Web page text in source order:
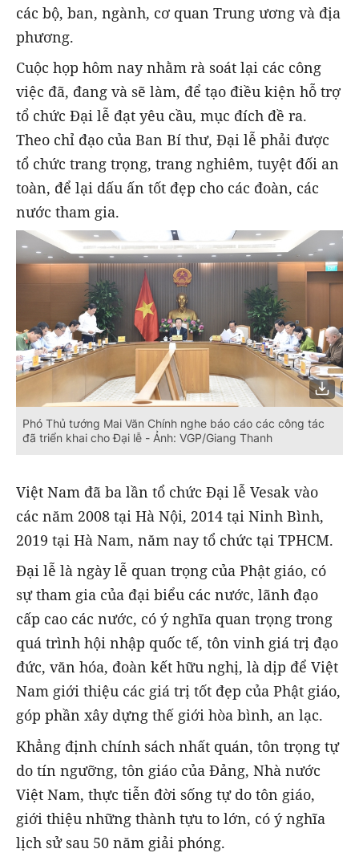
các bộ, ban, ngành, cơ quan Trung ương và địa
phương.
Cuộc họp hôm nay nhằm rà soát lại các công
việc đã, đang và sẽ làm, để tạo điều kiện hỗ trợ
tổ chức Đại lễ đạt yêu cầu, mục đích đề ra.
Theo chỉ đạo của Ban Bí thư, Đại lễ phải được
tổ chức trang trọng, trang nghiêm, tuyệt đối an
toàn, để lại dấu ấn tốt đẹp cho các đoàn, các
nước tham gia.
Phó Thủ tướng Mai Văn Chính nghe báo cáo các công tác
đã triển khai cho Đại lễ - Ảnh: VGP/Giang Thanh
Việt Nam đã ba lần tổ chức Đại lễ Vesak vào
các năm 2008 tại Hà Nội, 2014 tại Ninh Bình,
2019 tại Hà Nam, năm nay tổ chức tại TPHCM.
Đại lễ là ngày lễ quan trọng của Phật giáo, có
sự tham gia của đại biểu các nước, lãnh đạo
cấp cao các nước, có ý nghĩa quan trọng trong
quá trình hội nhập quốc tế, tôn vinh giá trị đạo
đức, văn hóa, đoàn kết hữu nghị, là dịp để Việt
Nam giới thiệu các giá trị tốt đẹp của Phật giáo,
góp phần xây dựng thế giới hòa bình, an lạc.
Khẳng định chính sách nhất quán, tôn trọng tự
do tín ngưỡng, tôn giáo của Đảng, Nhà nước
Việt Nam, thực tiễn đời sống tự do tôn giáo,
giới thiệu những thành tựu to lớn, có ý nghĩa
lịch sử sau 50 năm giải phóng.